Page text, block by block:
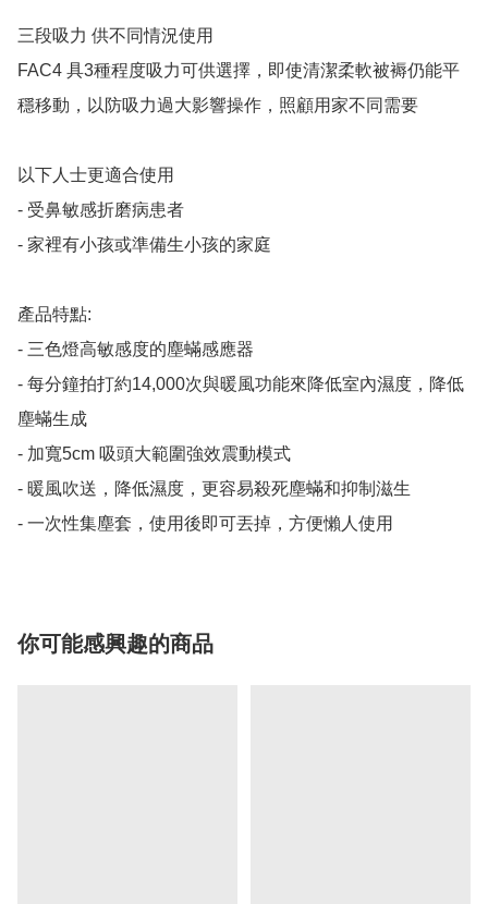
三段吸力 供不同情況使用
FAC4 具3種程度吸力可供選擇，即使清潔柔軟被褥仍能平
穩移動，以防吸力過大影響操作，照顧用家不同需要
以下人士更適合使用
- 受鼻敏感折磨病患者
- 家裡有小孩或準備生小孩的家庭
產品特點:
- 三色燈高敏感度的塵蟎感應器
- 每分鐘拍打約14,000次與暖風功能來降低室內濕度，降低
塵蟎生成
- 加寬5cm 吸頭大範圍強效震動模式
- 暖風吹送，降低濕度，更容易殺死塵蟎和抑制滋生
你可能感興趣的商品